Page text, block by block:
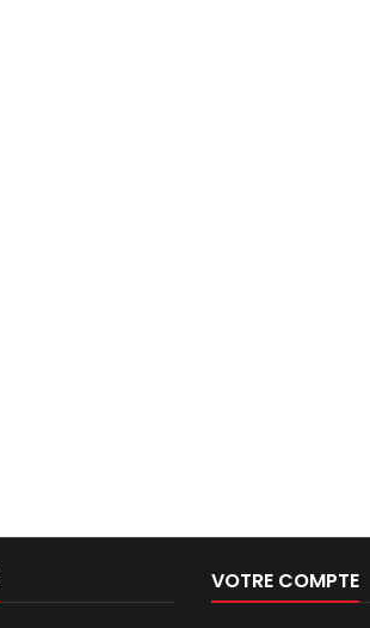
VOTRE COMPTE